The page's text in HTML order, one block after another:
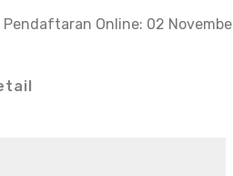
Pendaftaran Online: 02